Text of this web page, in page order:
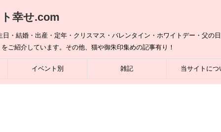
幸せ.com
・結婚・出産・定年・クリスマス・バレンタイン・ホワイトデー・父の
ご紹介しています。その他、猫や御朱印集めの記事有り！
イベント別 雑記 当サイトにつ